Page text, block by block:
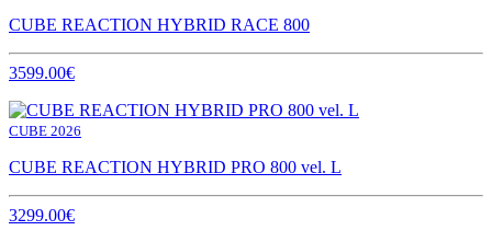
CUBE REACTION HYBRID RACE 800
3599.00€
CUBE 2026
CUBE REACTION HYBRID PRO 800 vel. L
3299.00€